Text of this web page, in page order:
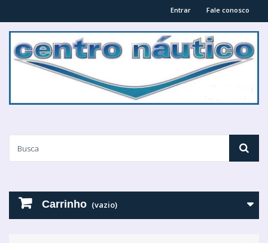
Fale conosco
Entrar
Carrinho (vazio)